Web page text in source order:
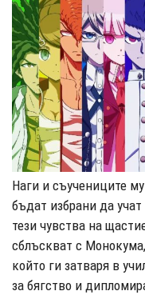
Наги и съучениците
бъдат избрани да
тези чувства на
сблъскват с
който ги затваря в
за бягство и